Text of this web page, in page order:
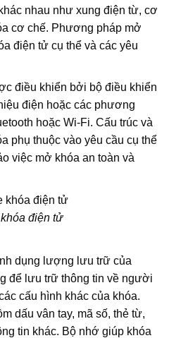
nhau như xung điện từ, cơ
cơ chế. Phương pháp mở
điện tử cụ thể và các yêu
điều khiển bởi bộ điều khiển
điện hoặc các phương
hoặc Wi-Fi. Cấu trúc và
phụ thuộc vào yêu cầu cụ thể
việc mở khóa an toàn và
điện tử
dụng lượng lưu trữ của
để lưu trữ thông tin về người
cấu hình khác của khóa.
dấu vân tay, mã số, thẻ từ,
tin khác. Bộ nhớ giúp khóa